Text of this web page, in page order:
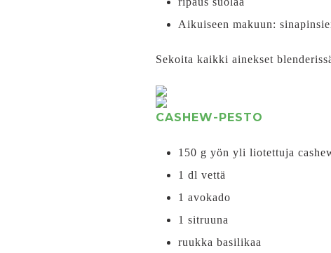
Aikuiseen makuun:
Sekoita kaikki ainekset
CASHEW-PESTO
150 g yön yli liotettuja
1 dl vettä
1 avokado
1 sitruuna
ruukka basilikaa